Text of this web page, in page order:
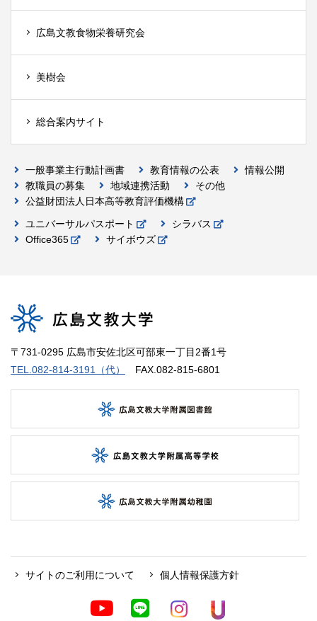
広島文教食物栄養研究会
美樹会
総合案内サイト
一般事業主行動計画書 教育情報の公表
情報公開
教職員の募集
地域連携活動
その他
公益財団法人日本高等教育評価機構
ユニバーサルパスポート
シラバス
Office365
サイボウズ
〒731-0295 広島市安佐北区可部東一丁目2番1号
TEL.082-814-3191（代）
FAX.082-815-6801
サイトのご利用について 個人情報保護方針